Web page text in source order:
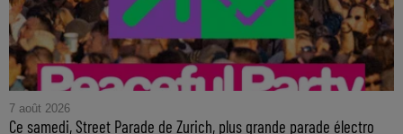
7 août 2026
Ce samedi, Street Parade de Zurich, plus grande parade électro